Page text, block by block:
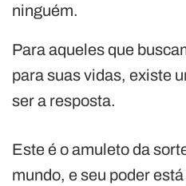
ninguém.
Para aqueles que
para suas vidas, existe
ser a resposta.
Este é o amuleto da
mundo, e seu poder